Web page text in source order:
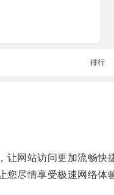
排行
网站访问更加流畅快
尽情享受极速网络体